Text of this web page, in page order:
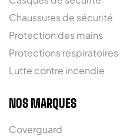
Chaussures de sécurité
Protection des mains
Protections respiratoires
Lutte contre incendie
NOS MARQUES
Coverguard